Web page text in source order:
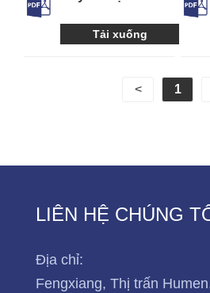
Tải xuống
< 1
LIÊN HỆ CHÚNG
Địa chỉ:
Fengxiang, Thị trấn